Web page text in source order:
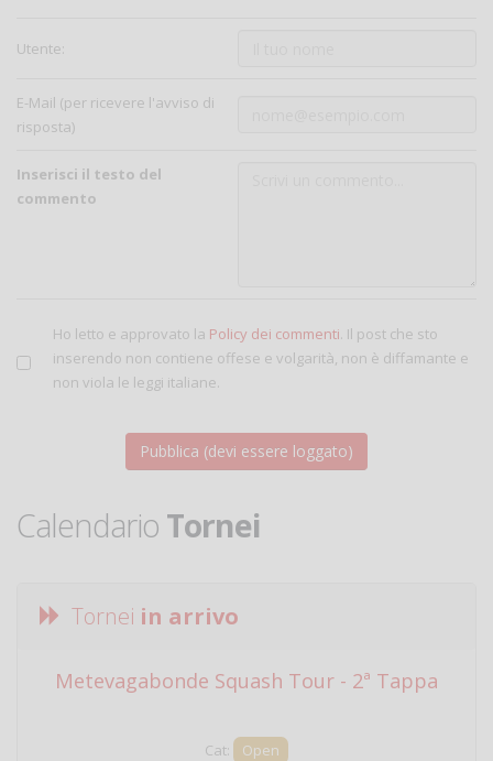
Utente:
E-Mail (per ricevere l'avviso di
risposta)
Inserisci il testo del
commento
Ho letto e approvato la Policy dei commenti. Il post che sto
inserendo non contiene offese e volgarità, non è diffamante e
non viola le leggi italiane.
Calendario Tornei
Tornei in arrivo
Metevagabonde Squash Tour - 2ª Tappa
Cat:
Open